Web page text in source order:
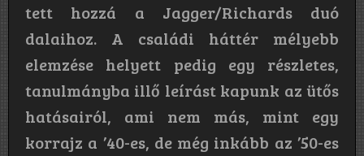
tett hozzá a Jagger/Richards duó
dalaihoz. A családi háttér mélyebb
elemzése helyett pedig egy részletes,
tanulmányba illő leírást kapunk az ütős
hatásairól, ami nem más, mint egy
korrajz a ’40-es, de még inkább az ’50-es